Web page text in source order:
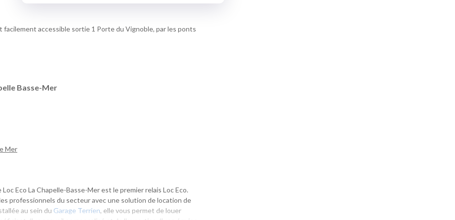
accessible sortie 1 Porte du Vignoble, par les ponts
Basse-Mer
Mer
Eco La Chapelle-Basse-Mer est le premier relais Loc Eco.
professionnels du secteur avec une solution de location de
au sein du Garage Terrien, elle vous permet de louer